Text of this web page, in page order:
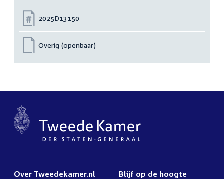
Nummer:
2025D13150
Overig (openbaar)
Over Tweedekamer.nl Blijf op de hoogte